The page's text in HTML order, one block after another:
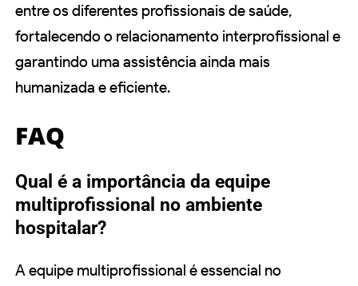
entre os diferentes profissionais de saúde,
fortalecendo o relacionamento interprofissional e
garantindo uma assistência ainda mais
humanizada e eficiente.
FAQ
Qual é a importância da equipe
multiprofissional no ambiente
hospitalar?
A equipe multiprofissional é essencial no